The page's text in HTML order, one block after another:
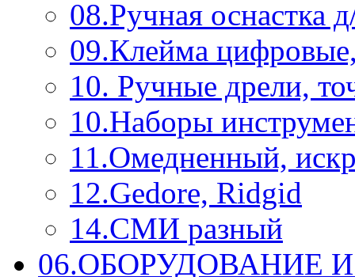
08.Ручная оснастка
09.Клейма
10. Ручные дрели,
10.Наборы
11.Омедненный,
12.Gedore, Ridgid
14.СМИ разный
06.ОБОРУДОВАНИЕ